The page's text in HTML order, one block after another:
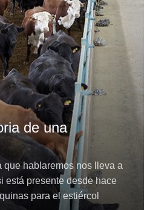
de una
que hablaremos nos lleva a
está presente desde hace
para el estiércol